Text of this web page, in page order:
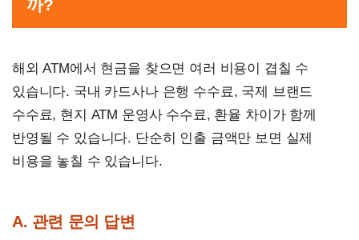
까?
해외 ATM에서 현금을 찾으면 여러 비용이 겹칠 수
있습니다. 국내 카드사나 은행 수수료, 국제 브랜드
수수료, 현지 ATM 운영사 수수료, 환율 차이가 함께
반영될 수 있습니다. 단순히 인출 금액만 보면 실제
비용을 놓칠 수 있습니다.
A. 관련 문의 답변